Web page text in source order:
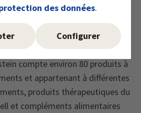
des données.
Configurer
compte environ 80 produits à
et appartenant à différentes
produits thérapeutiques du
et compléments alimentaires